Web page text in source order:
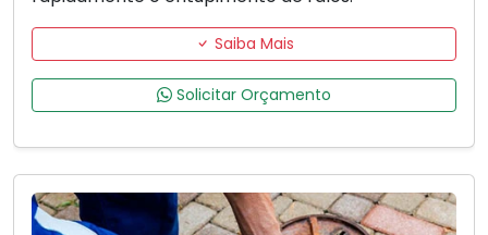
Saiba Mais
Solicitar Orçamento